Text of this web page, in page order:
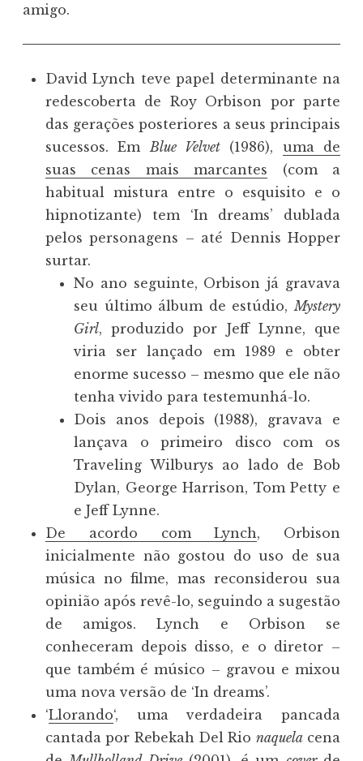
amigo.
David Lynch teve papel determinante na
redescoberta de Roy Orbison por parte
das gerações posteriores a seus principais
sucessos. Em Blue Velvet (1986), uma de
suas cenas mais marcantes (com a
habitual mistura entre o esquisito e o
hipnotizante) tem ‘In dreams’ dublada
pelos personagens – até Dennis Hopper
surtar.
No ano seguinte, Orbison já gravava
seu último álbum de estúdio, Mystery
Girl, produzido por Jeff Lynne, que
viria ser lançado em 1989 e obter
enorme sucesso – mesmo que ele não
tenha vivido para testemunhá-lo.
Dois anos depois (1988), gravava e
lançava o primeiro disco com os
Traveling Wilburys ao lado de Bob
Dylan, George Harrison, Tom Petty e
e Jeff Lynne.
De acordo com Lynch, Orbison
inicialmente não gostou do uso de sua
música no filme, mas reconsiderou sua
opinião após revê-lo, seguindo a sugestão
de amigos. Lynch e Orbison se
conheceram depois disso, e o diretor –
que também é músico – gravou e mixou
uma nova versão de ‘In dreams’.
‘Llorando‘, uma verdadeira pancada
cantada por Rebekah Del Rio naquelacena